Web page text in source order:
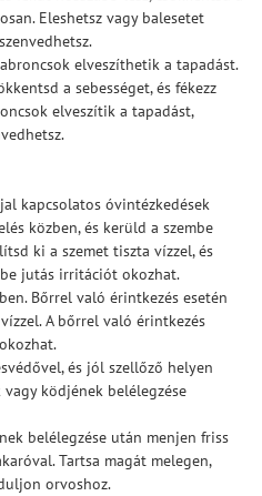
Eleshetsz vagy balesetet
elveszíthetik a tapadást.
a sebességet, és fékezz
elveszítik a tapadást,
kapcsolatos óvintézkedések
közben, és kerüld a szembe
ki a szemet tiszta vízzel, és
jutás irritációt okozhat.
Bőrrel való érintkezés esetén
A bőrrel való érintkezés
és jól szellőző helyen
ködjének belélegzése
belélegzése után menjen friss
Tartsa magát melegen,
orvoshoz.